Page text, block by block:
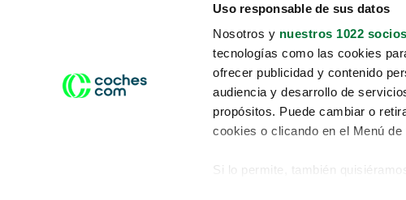
Uso responsable de sus datos
Nosotros y nuestros 1022 socios
tecnologías como las cookies
ofrecer publicidad y contenido
audiencia y desarrollo de
propósitos. Puede cambiar o
cookies o clicando en el Menú de
Si lo permite, también quisiéramos:
Conduce tu futuro,
desata tu movilidad